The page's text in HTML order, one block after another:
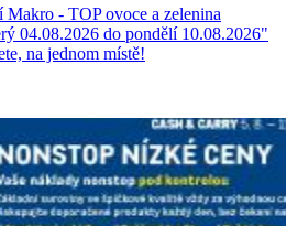
- TOP ovoce a zelenina
04.08.2026 do pondělí 10.08.2026"
na jednom místě!